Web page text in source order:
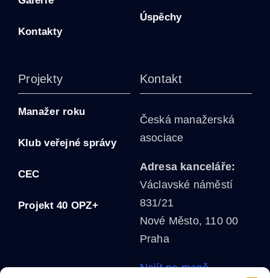
Kontakty
Úspěchy
Projekty
Manažer roku
Klub veřejné správy
CEC
Projekt 40 OPZ+
Kontakt
Česká manažerská
asociace
Adresa kanceláře:
Václavské náměstí
831/21
Nové Město, 110 00
Praha
Najít na mapě